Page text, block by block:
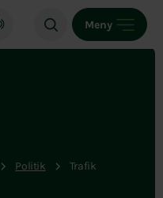
Meny
Politik Trafik